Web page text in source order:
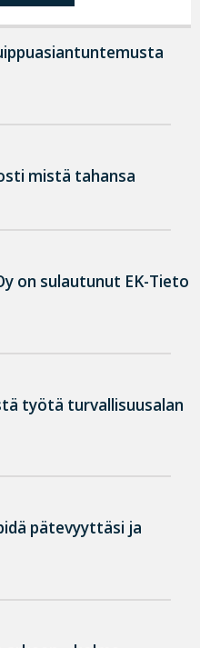
mistä tahansa
on sulautunut EK-Tieto
työtä turvallisuusalan
pätevyyttäsi ja